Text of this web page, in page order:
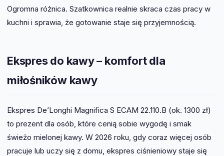
Ogromna różnica. Szatkownica realnie skraca czas pracy w
kuchni i sprawia, że gotowanie staje się przyjemnością.
Ekspres do kawy – komfort dla
miłośników kawy
Ekspres De’Longhi Magnifica S ECAM 22.110.B (ok. 1300 zł)
to prezent dla osób, które cenią sobie wygodę i smak
świeżo mielonej kawy. W 2026 roku, gdy coraz więcej osób
pracuje lub uczy się z domu, ekspres ciśnieniowy staje się